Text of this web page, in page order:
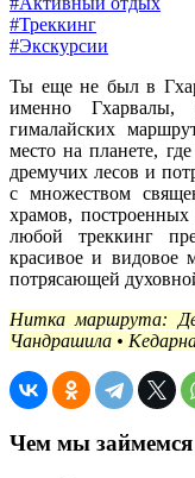
#Треккинг
#Экскурсии
Ты еще не был в
именно Гхарвалы,
гималайских
место на планете,
дремучих лесов и
с множеством
храмов,
любой треккинг
красивое и видовое
потрясающей
Нитка маршрута:
Чандрашила •
Чем мы займемся